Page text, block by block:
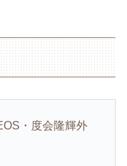
・度会隆輝外